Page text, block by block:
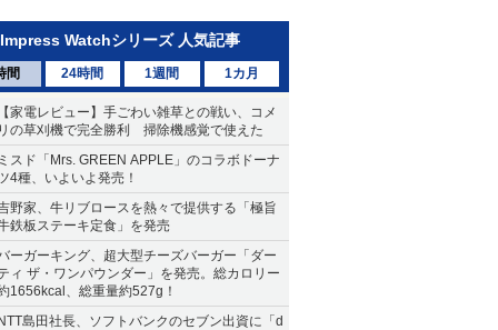
Impress Watchシリーズ 人気記事
間 24時間 1週間 1カ月
家電レビュー】手ごわい雑草との戦い、コメ
の草刈機で完全勝利 掃除機感覚で使えた
スド「Mrs. GREEN APPLE」のコラボドーナ
4種、いよいよ発売！
野家、牛リブロースを熱々で提供する「極旨
鉄板ステーキ定食」を発売
ーガーキング、超大型チーズバーガー「ダー
ィ ザ・ワンパウンダー」を発売。総カロリー
1656kcal、総重量約527g！
島田社長、ソフトバンクのセブン出資に「d